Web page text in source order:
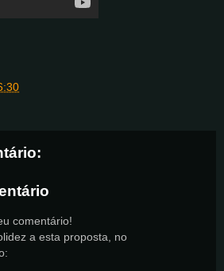
comentário!
a esta proposta, no